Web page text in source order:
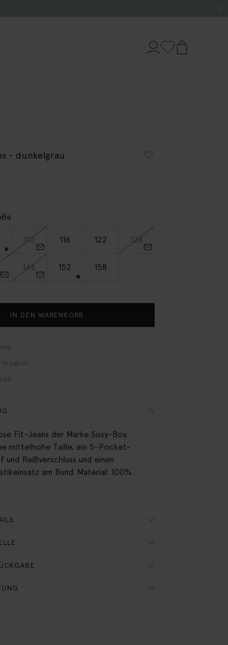
- dunkelgrau
110 116 122 128
146 152 158
IN DEN WARENKORB
Fit-Jeans der Marke Sissy-Boy.
mittelhohe Taille, ein 5-Pocket-
und Reißverschluss und einen
am Bund. Material: 100%